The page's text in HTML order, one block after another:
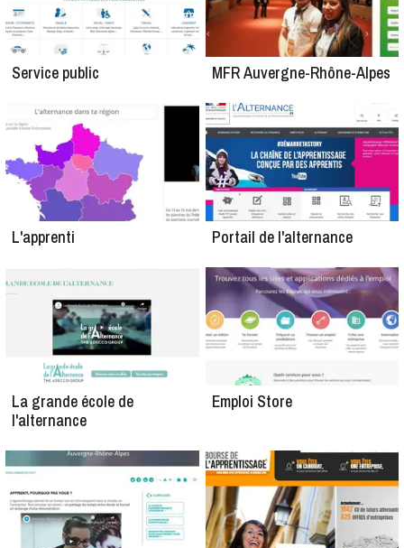
Service public MFR Auvergne-Rhône-Alpes
L'apprenti Portail de l'alternance
La grande école de
l'alternance
Emploi Store